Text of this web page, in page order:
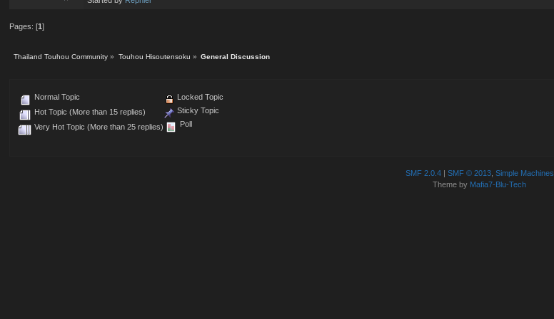
Pages: [1]
Thailand Touhou Community » Touhou Hisoutensoku » General Discussion
Normal Topic
Hot Topic (More than 15 replies)
Very Hot Topic (More than 25 replies)
Locked Topic
Sticky Topic
Poll
SMF 2.0.4| SMF © 2013, Simple Machines
Theme by Mafia7-Blu-Tech